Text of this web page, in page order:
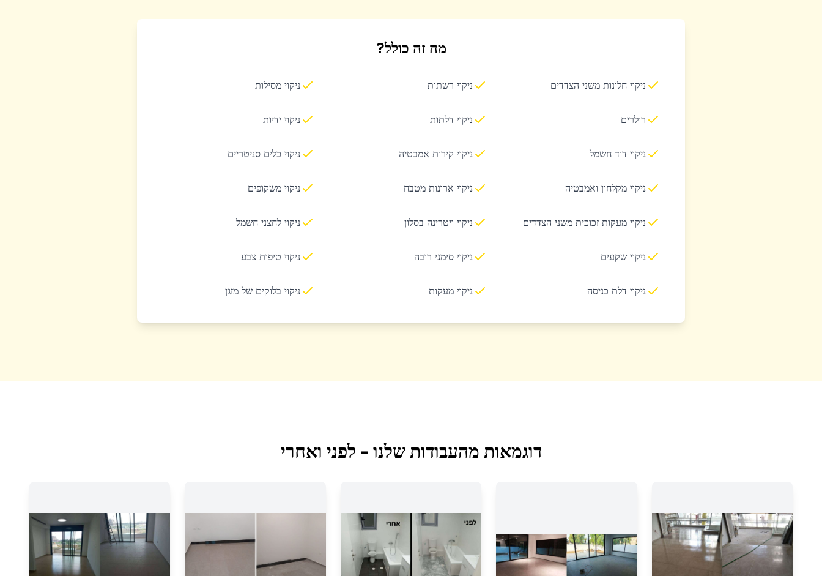
מה זה כולל?
ניקוי חלונות משני הצדדים ניקוי רשתות ניקוי מסילות
רולרים ניקוי דלתות ניקוי ידיות
ניקוי דוד חשמל ניקוי קירות אמבטיה ניקוי כלים סניטריים
ניקוי מקלחון ואמבטיה ניקוי ארונות מטבח ניקוי משקופים
ניקוי מעקות זכוכית משני הצדדים ניקוי ויטרינה בסלון ניקוי לחצני חשמל
ניקוי שקעים ניקוי סימני רובה ניקוי טיפות צבע
ניקוי דלת כניסה ניקוי מעקות ניקוי בלוקים של מזגן
דוגמאות מהעבודות שלנו - לפני ואחרי